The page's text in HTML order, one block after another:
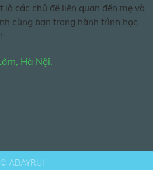
là các chủ đề liên quan đến mẹ và
cùng bạn trong hành trình học
Hà Nội.
© ADAYRUI